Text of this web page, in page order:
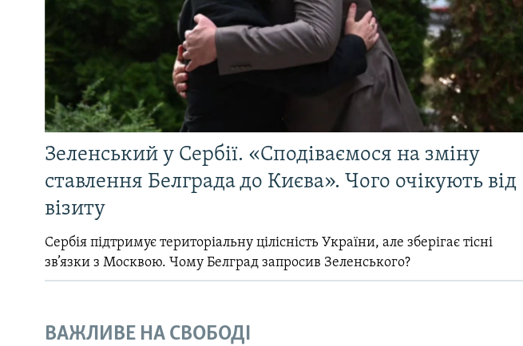
Зеленський у Сербії. «Сподіваємося на зміну
ставлення Белграда до Києва». Чого очікують від
візиту
Сербія підтримує територіальну цілісність України, але зберігає тісні
зв’язки з Москвою. Чому Белград запросив Зеленського?
ВАЖЛИВЕ НА СВОБОДІ